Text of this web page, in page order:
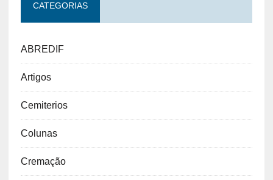
CATEGORIAS
ABREDIF
Artigos
Cemiterios
Colunas
Cremação